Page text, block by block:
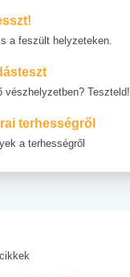
a feszült helyzeteken.
vészhelyzetben? Teszteld!
terhességről
a terhességről